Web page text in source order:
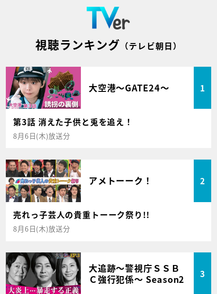
視聴ランキング （テレビ朝日）
大空港～GATE24～ 1
第3話 消えた子供と兎を追え！
8月6日(木)放送分
アメトーーク！ 2
売れっ子芸人の貴重トーーク祭り!!
8月6日(木)放送分
大追跡～警視庁ＳＳＢ
Ｃ強行犯係～ Season2
3